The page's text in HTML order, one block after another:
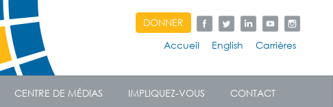
DONNER
Accueil
English Carrières
CENTRE DE MÉDIAS IMPLIQUEZ-VOUS CONTACT